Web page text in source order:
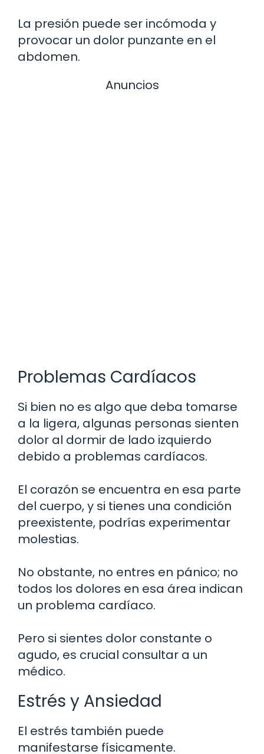
La presión puede ser incómoda y
provocar un dolor punzante en el
abdomen.
Anuncios
Problemas Cardíacos
Si bien no es algo que deba tomarse
a la ligera, algunas personas sienten
dolor al dormir de lado izquierdo
debido a problemas cardíacos.
El corazón se encuentra en esa parte
del cuerpo, y si tienes una condición
preexistente, podrías experimentar
molestias.
No obstante, no entres en pánico; no
todos los dolores en esa área indican
un problema cardíaco.
Pero si sientes dolor constante o
agudo, es crucial consultar a un
médico.
Estrés y Ansiedad
El estrés también puede
manifestarse físicamente.